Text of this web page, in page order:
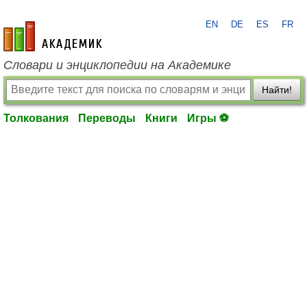
academic.ru
EN DE ES FR
Словари и энциклопедии на Академике
Найти!
Толкования Переводы Книги Игры ⚽